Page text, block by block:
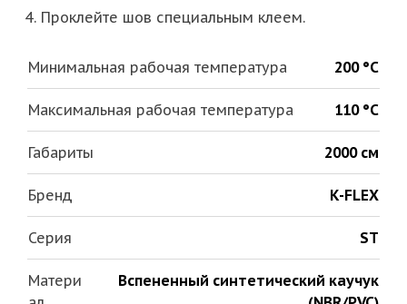
Проклейте шов специальным клеем.
Минимальная рабочая температура 200 °С
Максимальная рабочая температура 110 °С
Габариты 2000 см
Бренд K-FLEX
Серия ST
Матери
Вспененный синтетический каучук